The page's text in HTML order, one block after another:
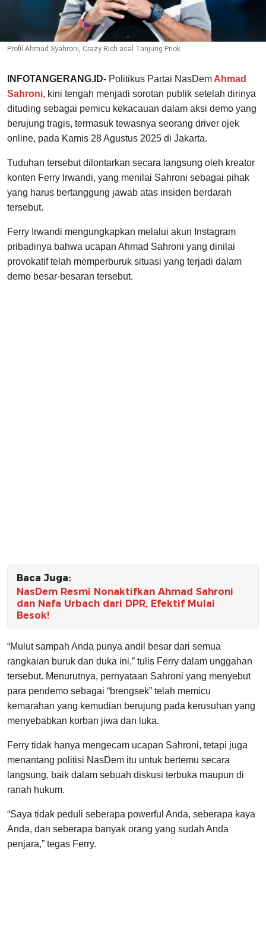
Profil Ahmad Syahroni, Crazy Rich asal Tanjung Priok
INFOTANGERANG.ID- Politikus Partai NasDem Ahmad
Sahroni, kini tengah menjadi sorotan publik setelah dirinya
dituding sebagai pemicu kekacauan dalam aksi demo yang
berujung tragis, termasuk tewasnya seorang driver ojek
online, pada Kamis 28 Agustus 2025 di Jakarta.
Tuduhan tersebut dilontarkan secara langsung oleh kreator
konten Ferry Irwandi, yang menilai Sahroni sebagai pihak
yang harus bertanggung jawab atas insiden berdarah
tersebut.
Ferry Irwandi mengungkapkan melalui akun Instagram
pribadinya bahwa ucapan Ahmad Sahroni yang dinilai
provokatif telah memperburuk situasi yang terjadi dalam
demo besar-besaran tersebut.
Baca Juga:
NasDem Resmi Nonaktifkan Ahmad Sahroni
dan Nafa Urbach dari DPR, Efektif Mulai
Besok!
“Mulut sampah Anda punya andil besar dari semua
rangkaian buruk dan duka ini,” tulis Ferry dalam unggahan
tersebut. Menurutnya, pernyataan Sahroni yang menyebut
para pendemo sebagai “brengsek” telah memicu
kemarahan yang kemudian berujung pada kerusuhan yang
menyebabkan korban jiwa dan luka.
Ferry tidak hanya mengecam ucapan Sahroni, tetapi juga
menantang politisi NasDem itu untuk bertemu secara
langsung, baik dalam sebuah diskusi terbuka maupun di
ranah hukum.
“Saya tidak peduli seberapa powerful Anda, seberapa kaya
Anda, dan seberapa banyak orang yang sudah Anda
penjara,” tegas Ferry.